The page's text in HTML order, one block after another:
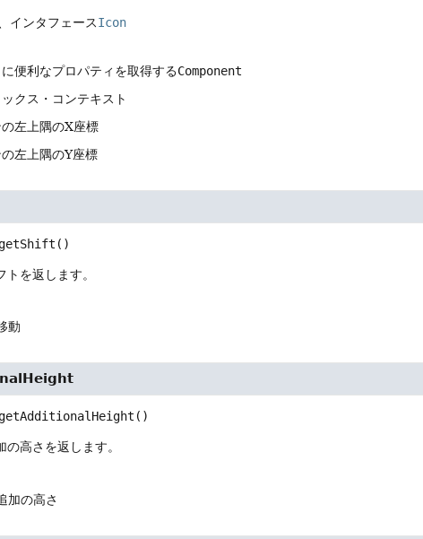
、インタフェースIcon
便利なプロパティを取得するComponent
クス・コンテキスト
左上隅のX座標
左上隅のY座標
getShift ()
トを返します。
動
getAdditionalHeight ()
の高さを返します。
加の高さ